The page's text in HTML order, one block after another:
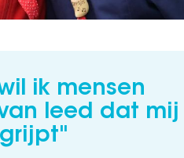
ik mensen
leed dat mij